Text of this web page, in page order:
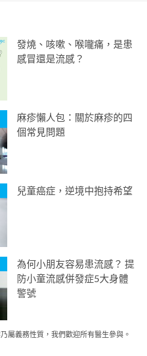
發燒、咳嗽、喉嚨痛，是患
感冒還是流感？
麻疹懶人包：關於麻疹的四
個常見問題
兒童癌症，逆境中抱持希望
為何小朋友容易患流感？ 提
防小童流感併發症5大身體
警號
屬義務性質，我們歡迎所有醫生參與。